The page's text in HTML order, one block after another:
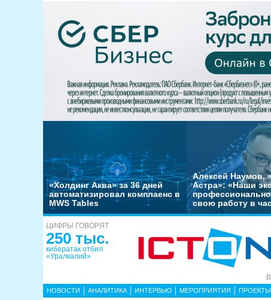
«Холдинг Аква» за 36 дней
автоматизировал комплаенс в
MWS Tables
Алексей Наумов,
Астра»: «Наши
свою работу в
ЦИФРЫ ГОВОРЯТ
250 тыс.
кибератак отбил
«Уралкалий»
НОВОСТИ АНАЛИТИКА ИНТЕРВЬЮ МЕРОПРИЯТИЯ ПРОЕКТЫ